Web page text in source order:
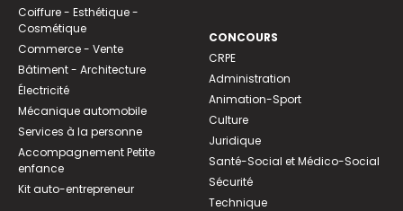
Coiffure - Esthétique -
Cosmétique
Commerce - Vente
Bâtiment - Architecture
Électricité
Mécanique automobile
Services à la personne
Accompagnement Petite
enfance
Kit auto-entrepreneur
CONCOURS
CRPE
Administration
Animation-Sport
Culture
Juridique
Santé-Social et Médico-Social
Sécurité
Technique